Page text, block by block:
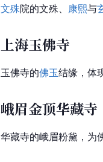
文殊院的文殊、 康熙与
上海玉佛寺
玉佛寺的佛玉结缘，体
峨眉金顶华藏寺
华藏寺的峨眉粉黛，为